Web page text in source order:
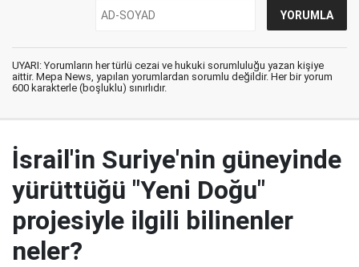
UYARI: Yorumların her türlü cezai ve hukuki sorumluluğu yazan kişiye
aittir. Mepa News, yapılan yorumlardan sorumlu değildir. Her bir yorum
600 karakterle (boşluklu) sınırlıdır.
İsrail'in Suriye'nin güneyinde
yürüttüğü "Yeni Doğu"
projesiyle ilgili bilinenler
neler?